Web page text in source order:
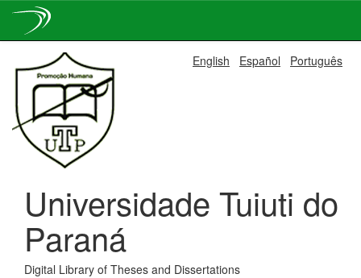
navigation
English Español Português
Universidade Tuiuti do
Paraná
Digital Library of Theses and Dissertations